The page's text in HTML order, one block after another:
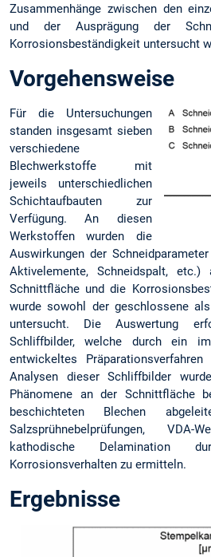
Zusammenhänge zwischen den
und der Ausprägung der
Korrosionsbeständigkeit untersucht
Vorgehensweise
Für die Untersuchungen
standen insgesamt sieben
verschiedene
Blechwerkstoffe mit
jeweils unterschiedlichen
Schichtaufbauten zur
Verfügung. An diesen
Werkstoffen wurden die
Auswirkungen der
Aktivelemente, Schneidspalt,
Schnittfläche und die
wurde sowohl der geschlossene
untersucht. Die Auswertung
Schliffbilder, welche durch ein
entwickeltes
Analysen dieser Schliffbilder
Phänomene an der Schnittfläche
beschichteten Blechen
Salzsprühnebelprüfungen,
kathodische Delamination
Korrosionsverhalten zu ermitteln.
Ergebnisse